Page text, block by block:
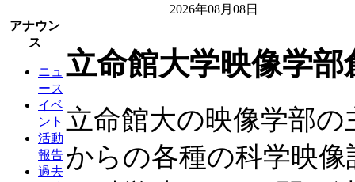
2026年08月08日
アナウン
ス
ニュ
ース
イベ
ント
活動
報告
過去
立命館大学映像学
立命館大の映像学部
からの各種の科学映